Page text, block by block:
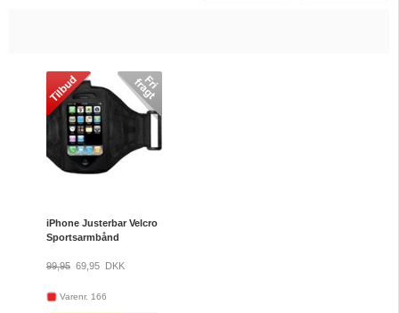
iPhone Justerbar Velcro
Sportsarmbånd
99,95 69,95DKK
Varenr. 166